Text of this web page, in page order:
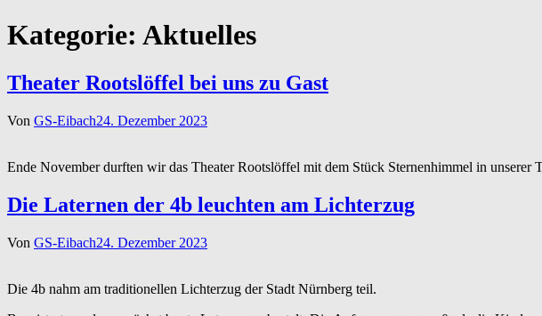
Kategorie: Aktuelles
Theater Rootslöffel bei uns zu Gast
Von GS-Eibach24. Dezember 2023
Ende November durften wir das Theater Rootslöffel mit dem Stück Sternenhimmel in
Die Laternen der 4b leuchten am Lichterzug
Von GS-Eibach24. Dezember 2023
Die 4b nahm am traditionellen Lichterzug der Stadt Nürnberg teil.